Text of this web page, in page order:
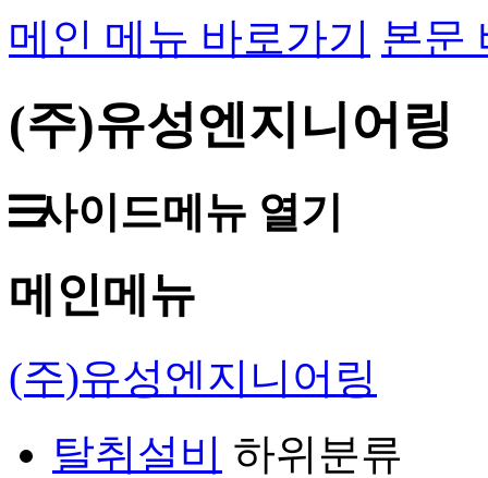
메인 메뉴 바로가기 본문
(주)유성엔지니어링
사이드메뉴 열기
메인메뉴
(주)유성엔지니어링
탈취설비 하위분류